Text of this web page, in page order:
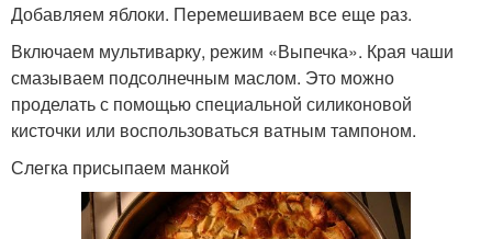
Добавляем яблоки. Перемешиваем все еще раз.
Включаем мультиварку, режим «Выпечка». Края чаши
смазываем подсолнечным маслом. Это можно
проделать с помощью специальной силиконовой
кисточки или воспользоваться ватным тампоном.
Слегка присыпаем манкой